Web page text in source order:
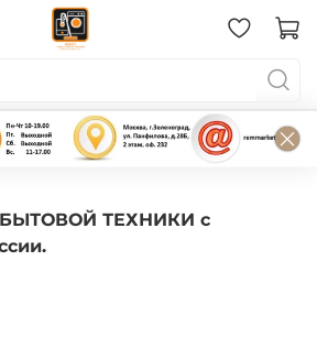
ТЕХНИКИ с
по России.